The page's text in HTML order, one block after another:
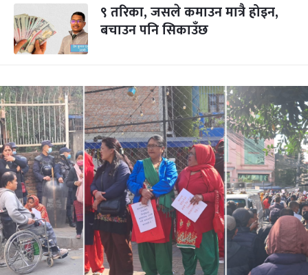
९ तरिका, जसले कमाउन मात्रै होइन,
बचाउन पनि सिकाउँछ